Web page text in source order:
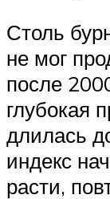
Столь
не мог
после
глубокая
длилась
индекс
расти,